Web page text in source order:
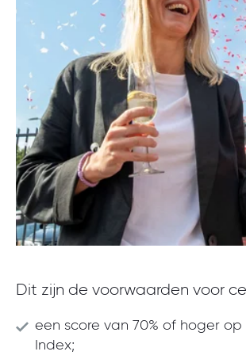
Dit zijn de voorwaarden voor
een score van 70% of hoger op
Index;